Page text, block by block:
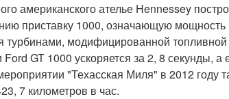
американского ателье Hennessey
приставку 1000, означающую
турбинами, модифицированной
Ford GT 1000 ускоряется за 2, 8 секунды,
"Техасская Миля" в 2012 году
7 километров в час.